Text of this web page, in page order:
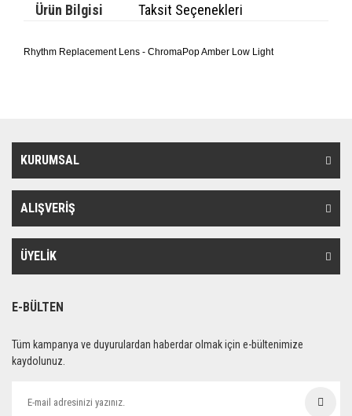
Ürün Bilgisi Taksit Seçenekleri
Rhythm Replacement Lens - ChromaPop Amber Low Light
KURUMSAL
ALIŞVERİŞ
ÜYELİK
E-BÜLTEN
Tüm kampanya ve duyurulardan haberdar olmak için e-bültenimize
kaydolunuz.